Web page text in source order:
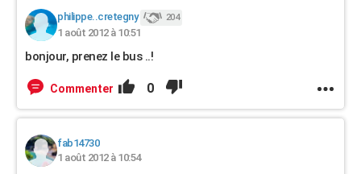
philippe..cretegny 204
1 août 2012 à 10:51
bonjour, prenez le bus ..!
Commenter 0
fab14730
1 août 2012 à 10:54